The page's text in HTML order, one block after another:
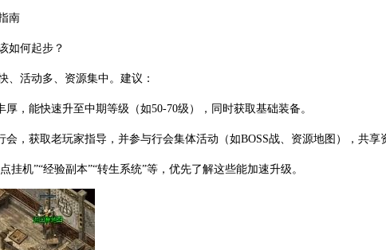
南
如何起步？
活动多、资源集中。建议：
，能快速升至中期等级（如50-70级），同时获取基础装备。
会，获取老玩家指导，并参与行会集体活动（如BOSS战、资源地图），共享
挂机”“经验副本”“转生系统”等，优先了解这些能加速升级。